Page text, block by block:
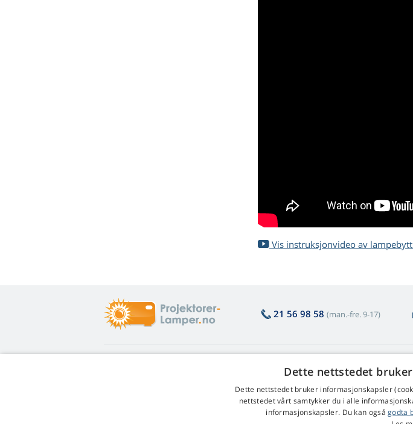
Vis instruksjonvideo av
21 56 98 58 (man.-fre. 9-17)
Retur og reklamasjon
Enkel vareretur
Forretningsvilkårene
Dette nettstedet
Dette nettstedet bruker informasjonskapsler
nettstedet vårt samtykker du i alle
informasjonskapsler. Du kan ogsågodta